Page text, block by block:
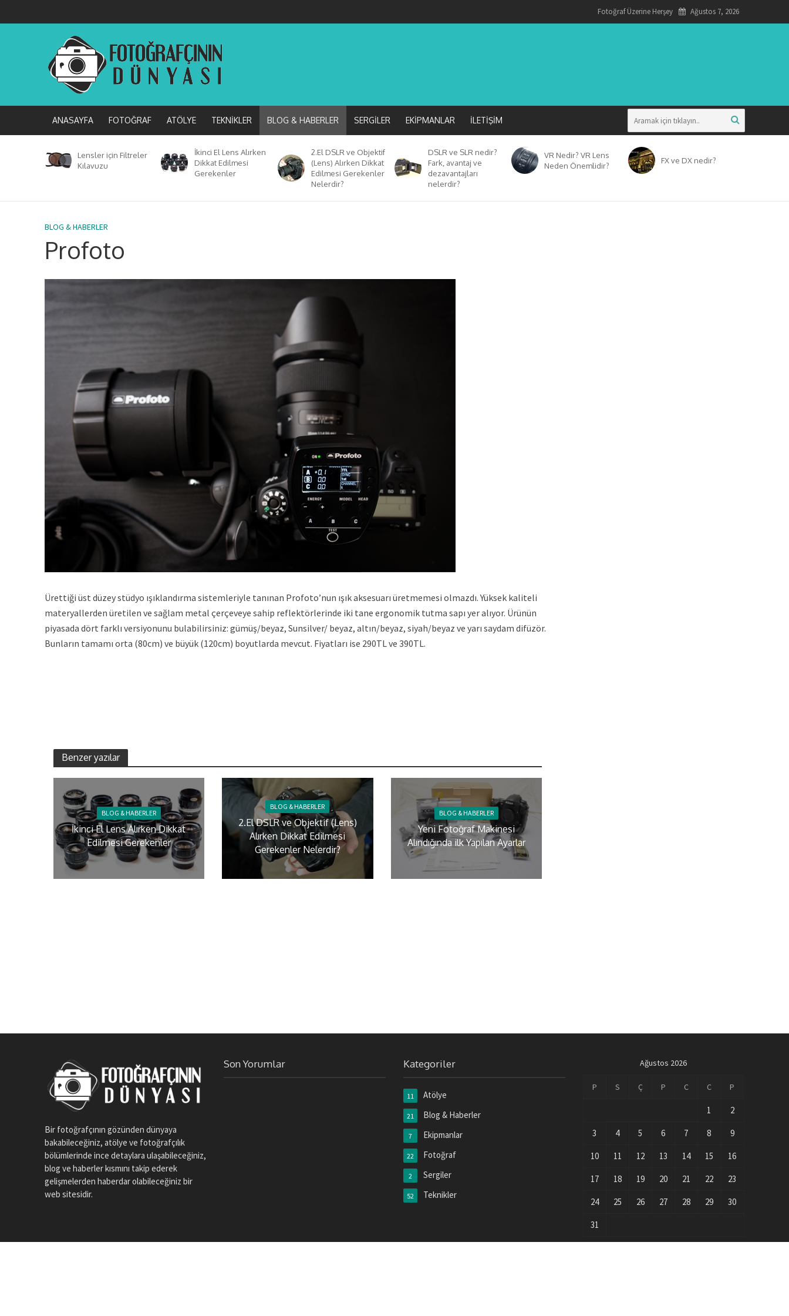
Fotoğraf Üzerine Herşey Ağustos 7, 2026
ANASAYFA FOTOĞRAF ATÖLYE TEKNIKLER BLOG & HABERLER SERGILER EKIPMANLAR İLETIŞIM
Lensler için Filtreler
Kılavuzu
İkinci El Lens Alırken
Dikkat Edilmesi
Gerekenler
2.El DSLR ve Objektif
(Lens) Alırken Dikkat
Edilmesi Gerekenler
Nelerdir?
DSLR ve SLR nedir?
Fark, avantaj ve
dezavantajları
nelerdir?
VR Nedir? VR Lens
Neden Önemlidir?
FX ve DX nedir?
BLOG & HABERLER
Profoto
Ürettiği üst düzey stüdyo ışıklandırma sistemleriyle tanınan Profoto’nun ışık aksesuarı üretmemesi olmazdı. Yüksek kaliteli
materyallerden üretilen ve sağlam metal çerçeveye sahip reflektörlerinde iki tane ergonomik tutma sapı yer alıyor. Ürünün
piyasada dört farklı versiyonunu bulabilirsiniz: gümüş/beyaz, Sunsilver/ beyaz, altın/beyaz, siyah/beyaz ve yarı saydam difüzör.
Bunların tamamı orta (80cm) ve büyük (120cm) boyutlarda mevcut. Fiyatları ise 290TL ve 390TL.
Benzer yazılar
BLOG & HABERLER
İkinci El Lens Alırken Dikkat
Edilmesi Gerekenler
BLOG & HABERLER
2.El DSLR ve Objektif (Lens)
Alırken Dikkat Edilmesi
Gerekenler Nelerdir?
BLOG & HABERLER
Yeni Fotoğraf Makinesi
Alındığında ilk Yapılan Ayarlar
Bir fotoğrafçının gözünden dünyaya
bakabileceğiniz, atölye ve fotoğrafçılık
bölümlerinde ince detaylara ulaşabileceğiniz,
blog ve haberler kısmını takip ederek
gelişmelerden haberdar olabileceğiniz bir
web sitesidir.
Son Yorumlar Kategoriler
Atölye
11
Blog & Haberler
21
Ekipmanlar
7
Fotoğraf
22
Sergiler
2
Teknikler
52
Ağustos 2026
P S Ç P C C P
1 2
3 4 5 6 7 8 9
10 11 12 13 14 15 16
17 18 19 20 21 22 23
24 25 26 27 28 29 30
31